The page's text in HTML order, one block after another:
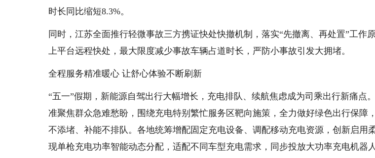
时长同比缩短8.3%。
同时，江苏全面推行轻微事故三方携证快处快撤机制，落实“先撤离、再处置”工作
上平台远程快处，最大限度减少事故车辆占道时长，严防小事故引发大拥堵。
全程服务精准暖心 让舒心体验不断刷新
“五一”假期，新能源自驾出行大幅增长，充电排队、续航焦虑成为司乘出行新痛点
准聚焦群众急难愁盼，围绕充电特别繁忙服务区靶向施策，全力做好绿色出行保障
不添堵、补能不排队。各地统筹增配固定充电设备、调配移动充电资源，创新启用
现单枪充电功率智能动态分配，适配不同车型充电需求，同步投放大功率充电机器